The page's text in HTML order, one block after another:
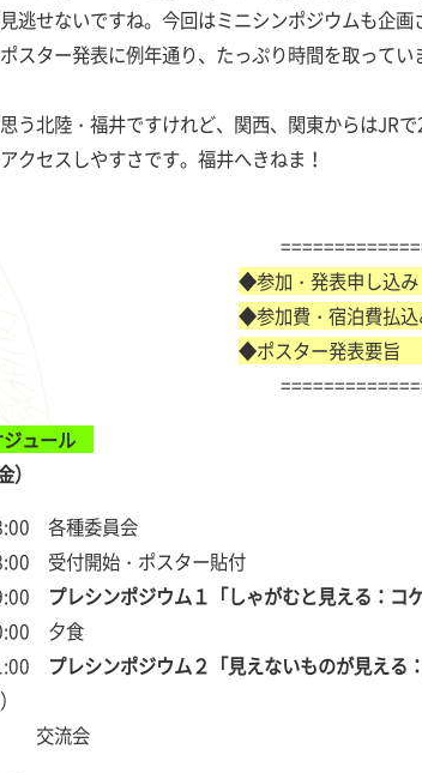
逃せないですね。今回はミニシンポジウムも企
スター発表に例年通り、たっぷり時間を取って
う北陸・福井ですけれど、関西、関東からはJR
クセスしやすさです。福井へきねま！
◆参加・発表申し込
◆参加費・宿泊費払
◆ポスター発表要
ュール
各種委員会
受付開始・ポスター貼付
プレシンポジウム１「しゃがむと見える：コ
夕食
プレシンポジウム２「見えないものが見え
交流会